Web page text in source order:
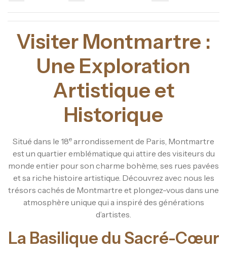
Visiter Montmartre :
Une Exploration
Artistique et
Historique
Situé dans le 18e arrondissement de Paris, Montmartre
est un quartier emblématique qui attire des visiteurs du
monde entier pour son charme bohème, ses rues pavées
et sa riche histoire artistique. Découvrez avec nous les
trésors cachés de Montmartre et plongez-vous dans une
atmosphère unique qui a inspiré des générations
d’artistes.
La Basilique du Sacré-Cœur